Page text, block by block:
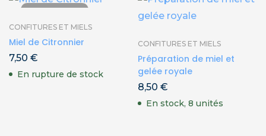
EN RUPTURE
CONFITURES ET MIELS
Miel de Citronnier
7,50 €
En rupture de stock
CONFITURES ET MIELS
Préparation de miel et
gelée royale
8,50 €
En stock, 8 unités